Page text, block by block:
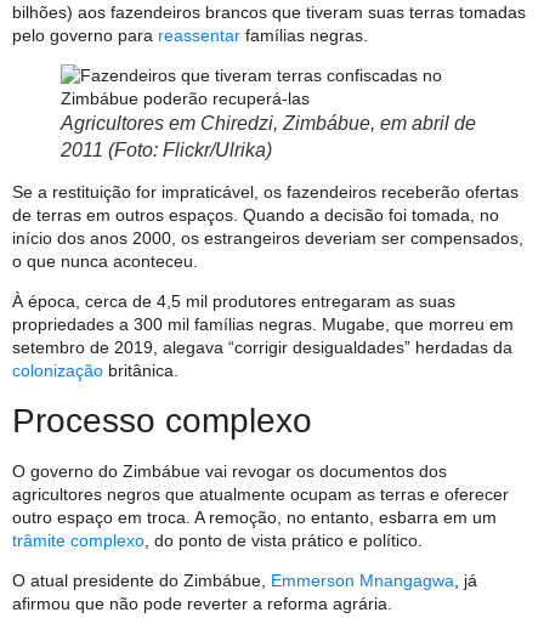
bilhões) aos fazendeiros brancos que tiveram suas terras tomadas
pelo governo para reassentar famílias negras.
Agricultores em Chiredzi, Zimbábue, em abril de
2011 (Foto: Flickr/Ulrika)
Se a restituição for impraticável, os fazendeiros receberão ofertas
de terras em outros espaços. Quando a decisão foi tomada, no
início dos anos 2000, os estrangeiros deveriam ser compensados,
o que nunca aconteceu.
À época, cerca de 4,5 mil produtores entregaram as suas
propriedades a 300 mil famílias negras. Mugabe, que morreu em
setembro de 2019, alegava “corrigir desigualdades” herdadas da
colonização britânica.
Processo complexo
O governo do Zimbábue vai revogar os documentos dos
agricultores negros que atualmente ocupam as terras e oferecer
outro espaço em troca. A remoção, no entanto, esbarra em um
trâmite complexo , do ponto de vista prático e político.
O atual presidente do Zimbábue, Emmerson Mnangagwa, já
afirmou que não pode reverter a reforma agrária.